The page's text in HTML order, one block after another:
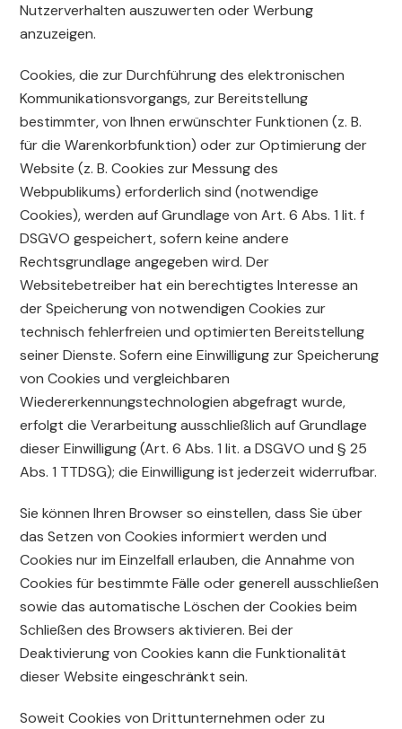
Nutzerverhalten auszuwerten oder Werbung
anzuzeigen.
Cookies, die zur Durchführung des elektronischen
Kommunikationsvorgangs, zur Bereitstellung
bestimmter, von Ihnen erwünschter Funktionen (z. B.
für die Warenkorbfunktion) oder zur Optimierung der
Website (z. B. Cookies zur Messung des
Webpublikums) erforderlich sind (notwendige
Cookies), werden auf Grundlage von Art. 6 Abs. 1 lit. f
DSGVO gespeichert, sofern keine andere
Rechtsgrundlage angegeben wird. Der
Websitebetreiber hat ein berechtigtes Interesse an
der Speicherung von notwendigen Cookies zur
technisch fehlerfreien und optimierten Bereitstellung
seiner Dienste. Sofern eine Einwilligung zur Speicherung
von Cookies und vergleichbaren
Wiedererkennungstechnologien abgefragt wurde,
erfolgt die Verarbeitung ausschließlich auf Grundlage
dieser Einwilligung (Art. 6 Abs. 1 lit. a DSGVO und § 25
Abs. 1 TTDSG); die Einwilligung ist jederzeit widerrufbar.
Sie können Ihren Browser so einstellen, dass Sie über
das Setzen von Cookies informiert werden und
Cookies nur im Einzelfall erlauben, die Annahme von
Cookies für bestimmte Fälle oder generell ausschließen
sowie das automatische Löschen der Cookies beim
Schließen des Browsers aktivieren. Bei der
Deaktivierung von Cookies kann die Funktionalität
dieser Website eingeschränkt sein.
Soweit Cookies von Drittunternehmen oder zu